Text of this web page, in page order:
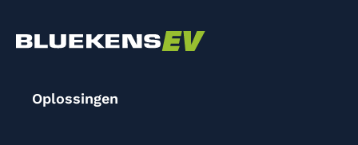
Oplossingen